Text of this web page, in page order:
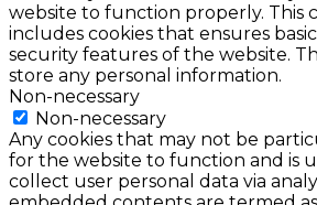
website to function properly. This
includes cookies that ensures
security features of the website.
store any personal information.
Non-necessary
Non-necessary
Any cookies that may not be
for the website to function and is
collect user personal data via